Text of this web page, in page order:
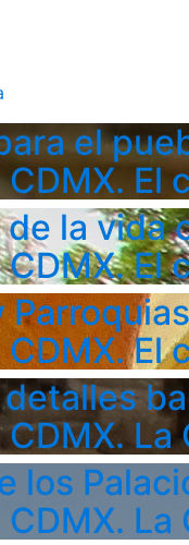
el
El
la vida
El
Parroquias
El
La
los
La